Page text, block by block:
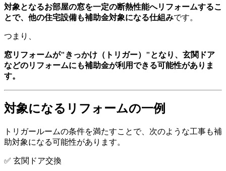
対象となるお部屋の窓を一定の断熱性能へリフォームするこ
とで、他の住宅設備も補助金対象になる仕組みです。
つまり、
窓リフォームが"きっかけ（トリガー）"となり、玄関ドア
などのリフォームにも補助金が利用できる可能性がありま
す。
対象になるリフォームの一例
トリガールームの条件を満たすことで、次のような工事も補
助対象になる可能性があります。
✅ 玄関ドア交換